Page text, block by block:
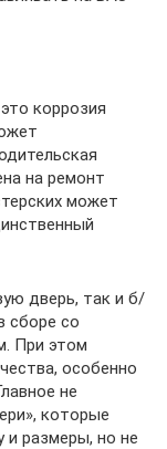
коррозия
на ремонт
может
дверь, так и б/
сборе со
При этом
особенно
не
которые
и размеры, но не